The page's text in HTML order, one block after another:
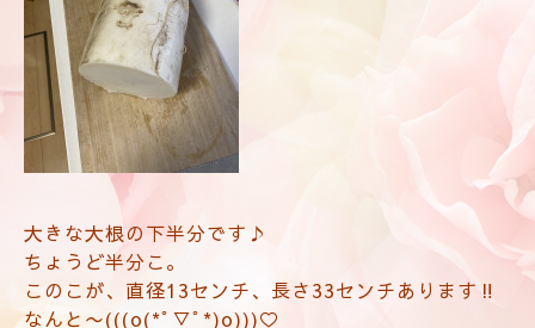
大きな大根の下半分です♪
ちょうど半分こ。
このこが、直径13センチ、長さ33センチあります‼️
なんと〜(((o(*ﾟ▽ﾟ*)o)))♡